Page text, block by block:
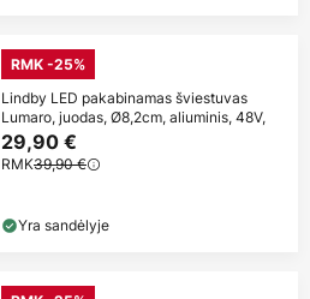
RMK -25%
Lindby LED pakabinamas šviestuvas
Lumaro, juodas, Ø8,2cm, aliuminis, 48V,
29,90 €
RMK39,90 €
Yra sandėlyje